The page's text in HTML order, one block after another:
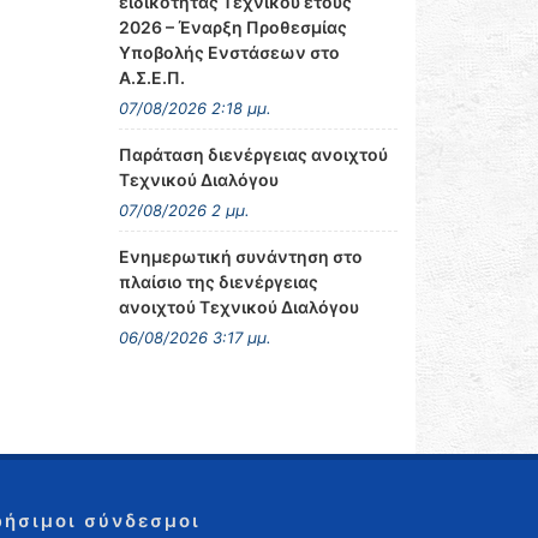
2026 – Έναρξη Προθεσμίας
Υποβολής Ενστάσεων στο
Α.Σ.Ε.Π.
07/08/2026 2:18 μμ.
Παράταση διενέργειας ανοιχτού
Τεχνικού Διαλόγου
07/08/2026 2 μμ.
Ενημερωτική συνάντηση στο
πλαίσιο της διενέργειας
ανοιχτού Τεχνικού Διαλόγου
06/08/2026 3:17 μμ.
σύνδεσμοι